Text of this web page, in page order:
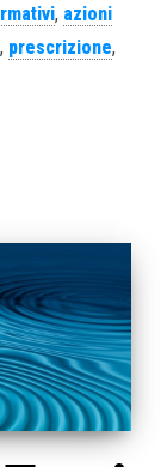
, azioni
, prescrizione,